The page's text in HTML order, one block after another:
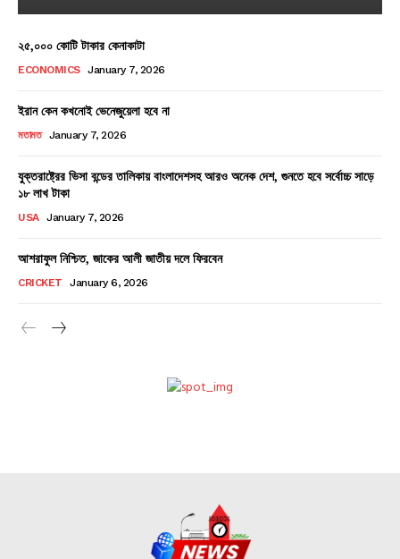
২৫,০০০ কোটি টাকার কেনাকাটা
ECONOMICS January 7, 2026
ইরান কেন কখনোই ভেনেজুয়েলা হবে না
মতামত January 7, 2026
যুক্তরাষ্ট্রের ভিসা বন্ডের তালিকায় বাংলাদেশসহ আরও অনেক দেশ, গুনতে হবে সর্বোচ্চ সাড়ে
১৮ লাখ টাকা
USA January 7, 2026
আশরাফুল নিশ্চিত, জাকের আলী জাতীয় দলে ফিরবেন
CRICKET January 6, 2026